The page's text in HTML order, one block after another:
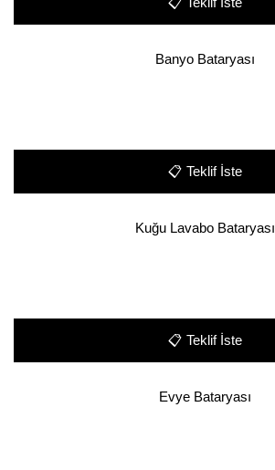
Banyo Bataryası
📋 Teklif İste
Kuğu Lavabo Bataryası
📋 Teklif İste
Evye Bataryası